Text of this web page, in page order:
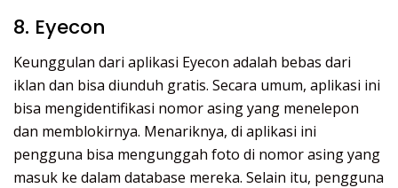
8. Eyecon
Keunggulan dari aplikasi Eyecon adalah bebas dari
iklan dan bisa diunduh gratis. Secara umum, aplikasi ini
bisa mengidentifikasi nomor asing yang menelepon
dan memblokirnya. Menariknya, di aplikasi ini
pengguna bisa mengunggah foto di nomor asing yang
masuk ke dalam database mereka. Selain itu, pengguna